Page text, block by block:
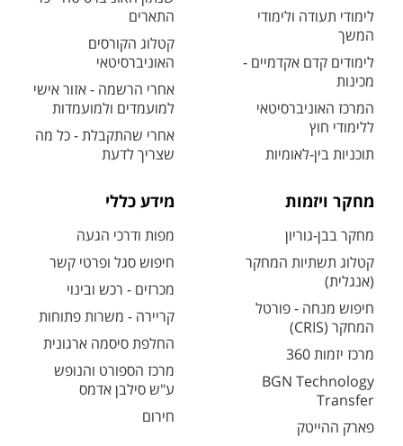
לימודי תעודה ולימודי
המשך
לימודים קדם אקדמיים -
מכינות
המרכז האוניברסיטאי
ללימודי חוץ
תוכניות בין-לאומיות
התארים
קטלוג הקורסים
האוניברסיטאי
אחרי הרשמה - אזור אישי
למועמדים ולמועמדות
אחרי שהתקבלת - כל מה
שצריך לדעת
מחקר ויזמות
מחקר בבן-גוריון
קטלוג תשתיות המחקר
(אנגלית)
חיפוש מנחה - פורטל
המחקר (CRIS)
מרכז יזמות 360
BGN Technology
Transfer
פארק ההייטק
מידע כללי
מפות ודרכי הגעה
חיפוש סגל ופרטי קשר
מכרזים - רכש ובינוי
קריירה - משרות פתוחות
החלפת סיסמה ארגונית
מרכז הספורט והנופש
ע"ש סילבן אדמס
חירום